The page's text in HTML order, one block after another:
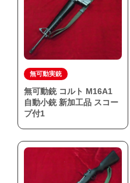
お知らせ
買取実績
新着情報・お知らせ
ご利用案内
ご利用が初めての方へ
宅配買取の流れ
無可動実銃
無可動銃 コルト M16A1
自動小銃 新加工品 スコー
プ付1